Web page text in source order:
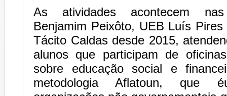
As atividades acontecem
Benjamim Peixôto, UEB Luís
Tácito Caldas desde 2015,
alunos que participam de
sobre educação social e
metodologia Aflatoun, que